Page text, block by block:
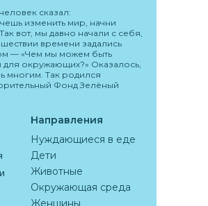
сказал:
изменить мир, начни
вот, мы давно начали с себя,
времени задались
–– «Чем мы можем быть
для окружающих?» Оказалось,
многим. Так родился
Фонд Зелёный
Окружающая среда
Животные
Дети
Нуждающиеся в еде
Направления
Женщины